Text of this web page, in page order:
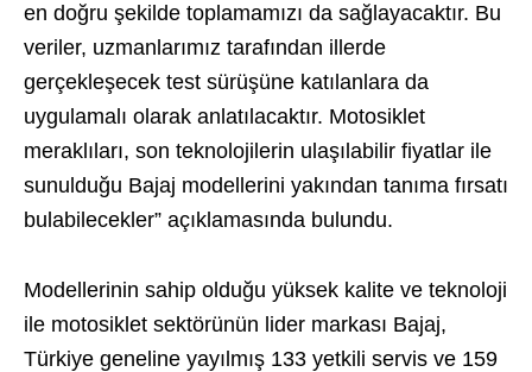
en doğru şekilde toplamamızı da sağlayacaktır. Bu
veriler, uzmanlarımız tarafından illerde
gerçekleşecek test sürüşüne katılanlara da
uygulamalı olarak anlatılacaktır. Motosiklet
meraklıları, son teknolojilerin ulaşılabilir fiyatlar ile
sunulduğu Bajaj modellerini yakından tanıma fırsatı
bulabilecekler” açıklamasında bulundu.
Modellerinin sahip olduğu yüksek kalite ve teknoloji
ile motosiklet sektörünün lider markası Bajaj,
Türkiye geneline yayılmış 133 yetkili servis ve 159